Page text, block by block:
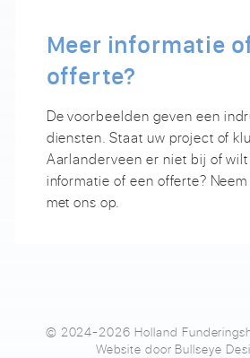
Meer informatie
offerte?
De voorbeelden geven een
diensten. Staat uw project of
Aarlanderveen er niet bij of
informatie of een offerte?
met ons op.
© 2024-2026 Holland
Website door Bullseye